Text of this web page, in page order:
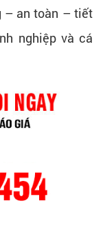
– an toàn – tiết
nghiệp và cá